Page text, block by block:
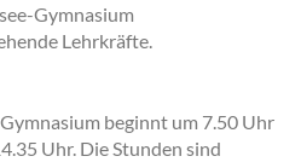
Gymnasium
Lehrkräfte.
beginnt um 7.50 Uhr
Uhr. Die Stunden sind